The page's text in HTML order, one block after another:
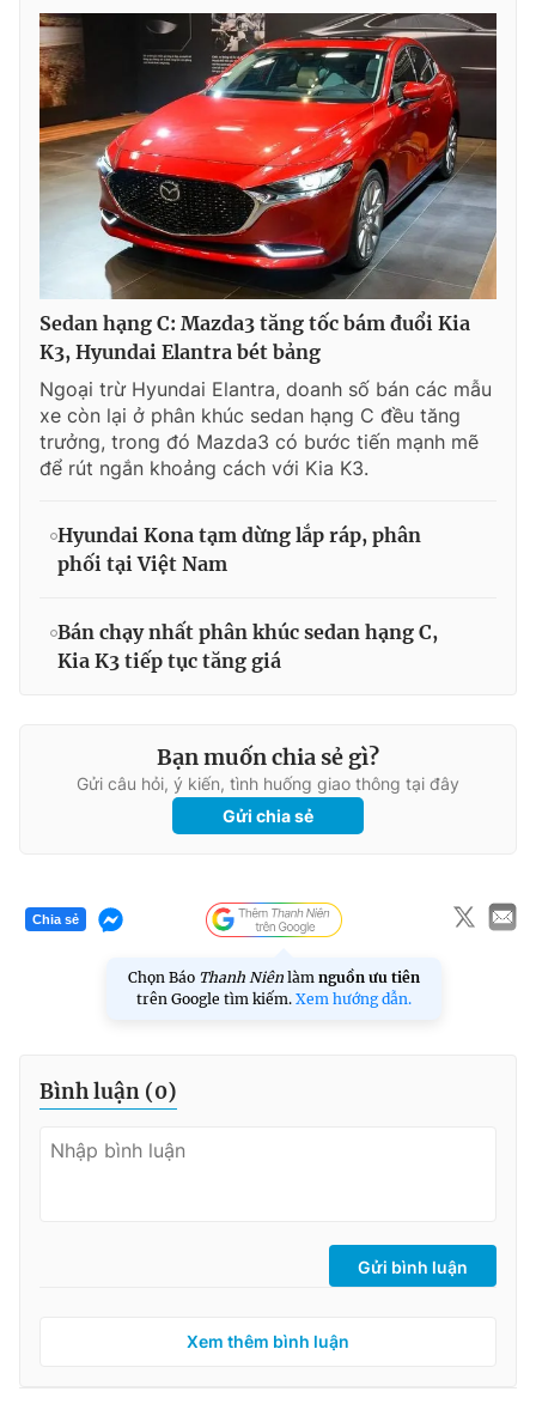
Sedan hạng C: Mazda3 tăng tốc bám đuổi Kia
K3, Hyundai Elantra bét bảng
Ngoại trừ Hyundai Elantra, doanh số bán các mẫu
xe còn lại ở phân khúc sedan hạng C đều tăng
trưởng, trong đó Mazda3 có bước tiến mạnh mẽ
để rút ngắn khoảng cách với Kia K3.
Hyundai Kona tạm dừng lắp ráp, phân
phối tại Việt Nam
Bán chạy nhất phân khúc sedan hạng C,
Kia K3 tiếp tục tăng giá
Bạn muốn chia sẻ gì?
Gửi câu hỏi, ý kiến, tình huống giao thông tại đây
Gửi chia sẻ
Chia sẻ
Chọn Báo Thanh Niên làm nguồn ưu tiên
trên Google tìm kiếm. Xem hướng dẫn.
Bình luận (0)
Gửi bình luận
Xem thêm bình luận